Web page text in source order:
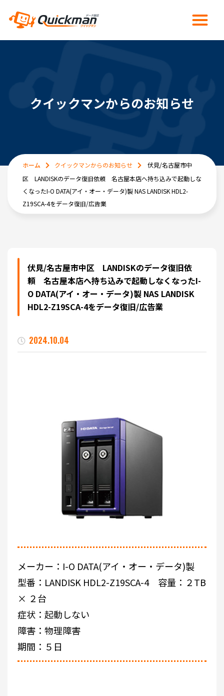
クイックマンからのお知らせ
ホーム クイックマンからのお知らせ
伏見/名古屋市中
区 LANDISKのデータ復旧依頼 名古屋本店へ持ち込みで起動しな
くなったI-O DATA(アイ・オー・データ)製 NAS LANDISK HDL2-
Z19SCA-4をデータ復旧/広告業
伏見/名古屋市中区 LANDISKのデータ復旧依
頼 名古屋本店へ持ち込みで起動しなくなったI-
O DATA(アイ・オー・データ)製 NAS LANDISK
HDL2-Z19SCA-4をデータ復旧/広告業
2024.10.04
メーカー：I-O DATA(アイ・オー・データ)製
型番：LANDISK HDL2-Z19SCA-4 容量：２TB
× ２台
症状：起動しない
障害：物理障害
期間：５日